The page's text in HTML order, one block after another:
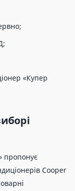
«Купер
пропонує
Cooper